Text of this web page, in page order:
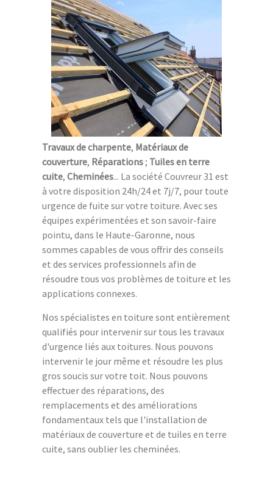
Travaux de charpente, Matériaux de
couverture, Réparations ; Tuiles en terre
cuite, Cheminées... La société Couvreur 31 est
à votre disposition 24h/24 et 7j/7, pour toute
urgence de fuite sur votre toiture. Avec ses
équipes expérimentées et son savoir-faire
pointu, dans le Haute-Garonne, nous
sommes capables de vous offrir des conseils
et des services professionnels afin de
résoudre tous vos problèmes de toiture et les
applications connexes.
Nos spécialistes en toiture sont entièrement
qualifiés pour intervenir sur tous les travaux
d'urgence liés aux toitures. Nous pouvons
intervenir le jour même et résoudre les plus
gros soucis sur votre toit. Nous pouvons
effectuer des réparations, des
remplacements et des améliorations
fondamentaux tels que l'installation de
matériaux de couverture et de tuiles en terre
cuite, sans oublier les cheminées.